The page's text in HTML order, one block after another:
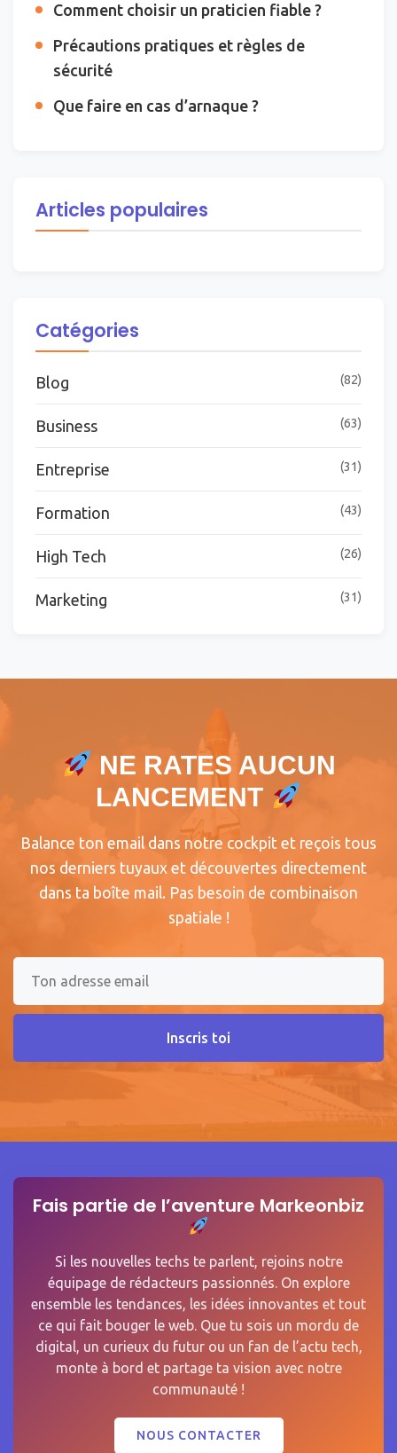
Comment choisir un praticien fiable ?
Précautions pratiques et règles de
sécurité
Que faire en cas d’arnaque ?
Articles populaires
Catégories
Blog (82)
Business (63)
Entreprise (31)
Formation (43)
High Tech (26)
Marketing (31)
NE RATES AUCUN
LANCEMENT
Balance ton email dans notre cockpit et reçois tous
nos derniers tuyaux et découvertes directement
dans ta boîte mail. Pas besoin de combinaison
spatiale !
Inscris toi
Fais partie de l’aventure Markeonbiz
Si les nouvelles techs te parlent, rejoins notre
équipage de rédacteurs passionnés. On explore
ensemble les tendances, les idées innovantes et tout
ce qui fait bouger le web. Que tu sois un mordu de
digital, un curieux du futur ou un fan de l’actu tech,
monte à bord et partage ta vision avec notre
communauté !
NOUS CONTACTER